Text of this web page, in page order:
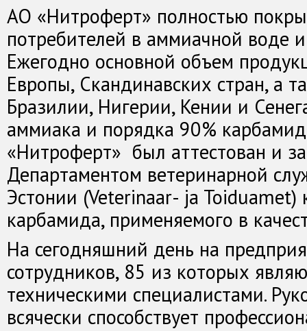
АО «Нитроферт» полностью
потребителей в аммиачной воде
Ежегодно основной объем
Европы, Скандинавских стран, а
Бразилии, Нигерии, Кении и
аммиака и порядка 90%
«Нитроферт» был аттестован и
Департаментом ветеринарной
Эстонии (Veterinaar- ja Toiduamet)
карбамида, применяемого в
На сегодняшний день на
сотрудников, 85 из которых
техническими специалистами.
всячески способствует